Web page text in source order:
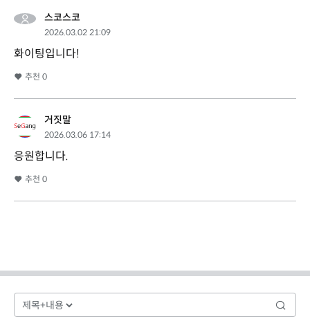
스코스코
2026.03.02 21:09
화이팅입니다!
추천 0
거짓말
2026.03.06 17:14
응원합니다.
추천 0